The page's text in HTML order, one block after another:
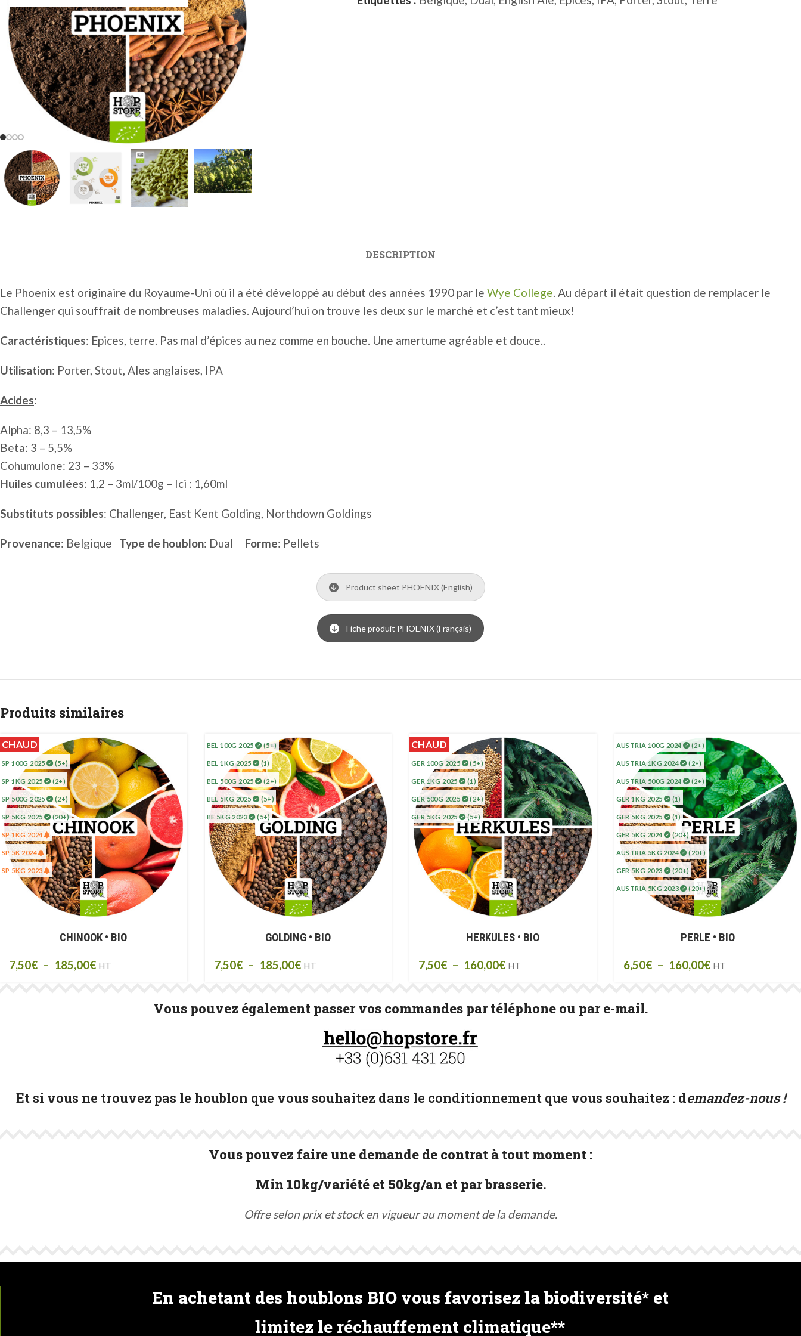
DESCRIPTION
Le Phoenix est originaire du Royaume-Uni où il a été développé au début des années 1990 par le Wye College. Au départ il était question de remplacer le
Challenger qui souffrait de nombreuses maladies. Aujourd’hui on trouve les deux sur le marché et c’est tant mieux!
Caractéristiques: Epices, terre. Pas mal d’épices au nez comme en bouche. Une amertume agréable et douce..
Utilisation: Porter, Stout, Ales anglaises, IPA
Acides:
Alpha: 8,3 – 13,5%
Beta: 3 – 5,5%
Cohumulone: 23 – 33%
Huiles cumulées: 1,2 – 3ml/100g – Ici : 1,60ml
Substituts possibles: Challenger, East Kent Golding, Northdown Goldings
Provenance: Belgique Type de houblon: Dual Forme: Pellets
Product sheet PHOENIX (English)
Fiche produit PHOENIX (Français)
Produits similaires
CHAUD
SP 100G 2025 (5+)
SP 1KG 2025 (2+)
SP 500G 2025 (2+)
SP 5KG 2025 (20+)
SP 1KG 2024
SP 5K 2024
SP 5KG 2023
CHINOOK • BIO
7,50€ – 185,00€ HT
BEL 100G 2025 (5+)
BEL 1KG 2025 (1)
BEL 500G 2025 (2+)
BEL 5KG 2025 (5+)
BE 5KG 2023 (5+)
GOLDING • BIO
7,50€ – 185,00€ HT
CHAUD
GER 100G 2025 (5+)
GER 1KG 2025 (1)
GER 500G 2025 (2+)
GER 5KG 2025 (5+)
HERKULES • BIO
7,50€ – 160,00€ HT
AUSTRIA 100G 2024 (2+)
AUSTRIA 1KG 2024 (2+)
AUSTRIA 500G 2024 (2+)
GER 1KG 2025 (1)
GER 5KG 2025 (1)
GER 5KG 2024 (20+)
AUSTRIA 5KG 2024 (20+)
GER 5KG 2023 (20+)
AUSTRIA 5KG 2023 (20+)
PERLE • BIO
6,50€ – 160,00€ HT
Vous pouvez également passer vos commandes par téléphone ou par e-mail.
Et si vous ne trouvez pas le houblon que vous souhaitez dans le conditionnement que vous souhaitez : demandez-nous !
Vous pouvez faire une demande de contrat à tout moment :
Min 10kg/variété et 50kg/an et par brasserie.
Offre selon prix et stock en vigueur au moment de la demande.
En achetant des houblons BIO vous favorisez la biodiversité* et
limitez le réchauffement climatique**